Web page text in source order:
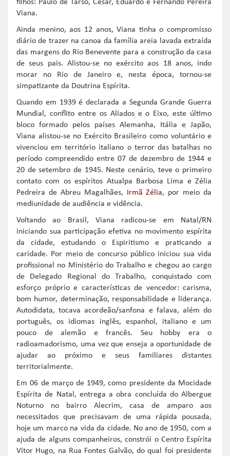
filhos: Paulo de Tarso, Cesar, Eduardo e Fernando Pereira
Viana.
Ainda menino, aos 12 anos, Viana tinha o compromisso
diário de trazer na canoa da família areia lavada extraída
das margens do Rio Benevente para a construção da casa
de seus pais. Alistou-se no exército aos 18 anos, indo
morar no Rio de Janeiro e, nesta época, tornou-se
simpatizante da Doutrina Espírita.
Quando em 1939 é declarada a Segunda Grande Guerra
Mundial, conflito entre os Aliados e o Eixo, este último
bloco formado pelos países Alemanha, Itália e Japão,
Viana alistou-se no Exército Brasileiro como voluntário e
vivenciou em território italiano o terror das batalhas no
período compreendido entre 07 de dezembro de 1944 e
20 de setembro de 1945. Neste cenário, teve o primeiro
contato com os espíritos Atualpa Barbosa Lima e Zélia
Pedreira de Abreu Magalhães, Irmã Zélia, por meio da
mediunidade de audiência e vidência.
Voltando ao Brasil, Viana radicou-se em Natal/RN
iniciando sua participação efetiva no movimento espírita
da cidade, estudando o Espiritismo e praticando a
caridade. Por meio de concurso público iniciou sua vida
profissional no Ministério do Trabalho e chegou ao cargo
de Delegado Regional do Trabalho, conquistado com
esforço próprio e características de vencedor: carisma,
bom humor, determinação, responsabilidade e liderança.
Autodidata, tocava acordeão/sanfona e falava, além do
português, os idiomas inglês, espanhol, italiano e um
pouco de alemão e francês. Seu hobby era o
radioamadorismo, uma vez que enseja a oportunidade de
ajudar ao próximo e seus familiares distantes
territorialmente.
Em 06 de março de 1949, como presidente da Mocidade
Espírita de Natal, entrega a obra concluída do Albergue
Noturno no bairro Alecrim, casa de amparo aos
necessitados que precisavam de uma rápida pousada,
hoje um marco na vida da cidade. No ano de 1950, com a
ajuda de alguns companheiros, constrói o Centro Espírita
Vitor Hugo, na Rua Fontes Galvão, do qual foi presidente